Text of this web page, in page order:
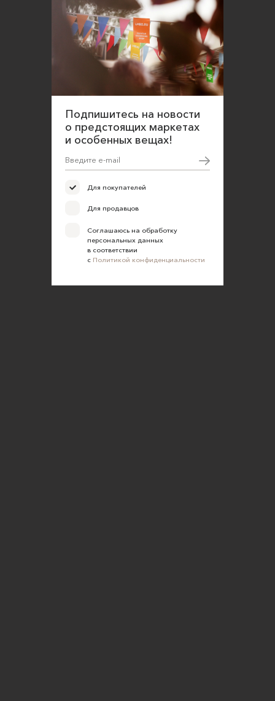
Подпишитесь на новости
о предстоящих маркетах
и особенных вещах!
Для покупателей
Для продавцов
Соглашаюсь на обработку
персональных данных
в соответствии
с Политикой конфиденциальности